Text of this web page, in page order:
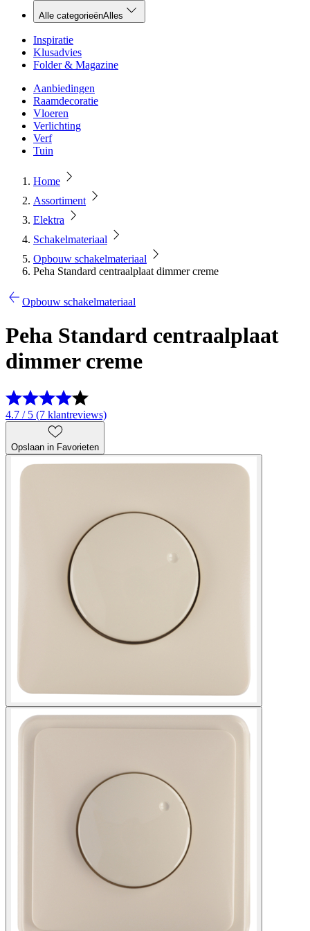
Alle categorieënAlles
Inspiratie
Klusadvies
Folder & Magazine
Aanbiedingen
Raamdecoratie
Vloeren
Verlichting
Verf
Tuin
Home
Assortiment
Elektra
Schakelmateriaal
Opbouw schakelmateriaal
Peha Standard centraalplaat dimmer creme
Opbouw schakelmateriaal
Peha Standard centraalplaat
dimmer creme
4.7 / 5 (7 klantreviews)
Opslaan in Favorieten